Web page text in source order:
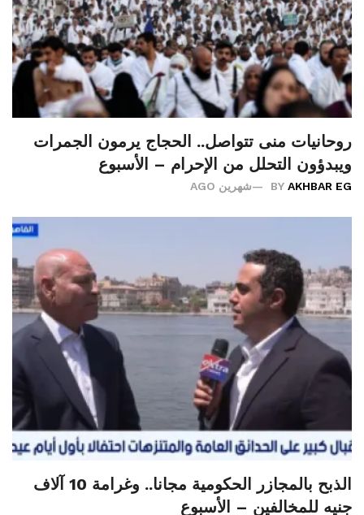
روحانيات منى تتواصل.. الحجاج يرمون الجمرات
ويبدؤون التحلل من الإحرام – الأسبوع
BY AKHBAR EG شهرين AGO
الذبح بالمجازر الحكومية مجانا.. وغرامة 10 آلاف
جنيه للمخالفين – الأسبوع